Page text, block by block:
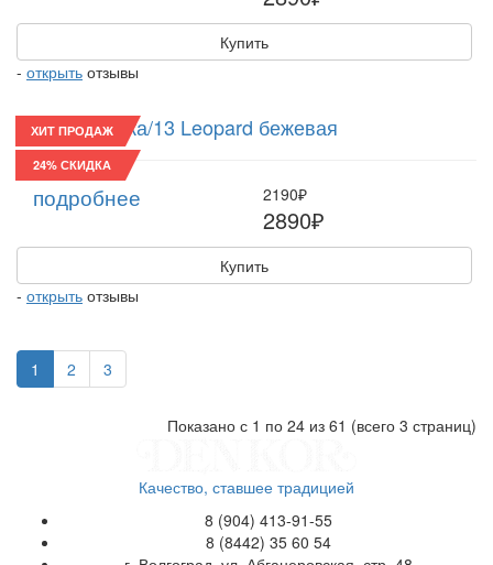
Купить
- открыть отзывы
ХИТ ПРОДАЖ
24% СКИДКА
Восьмиклинка/13 Leopard бежевая
подробнее 2190₽
2890₽
Купить
- открыть отзывы
1 2 3
Показано с 1 по 24 из 61 (всего 3 страниц)
Качество, ставшее традицией
8 (904) 413-91-55
8 (8442) 35 60 54